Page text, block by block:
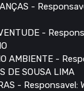
-
-
AMBIENTE -
DE SOUSA LIMA
- Responsavel: